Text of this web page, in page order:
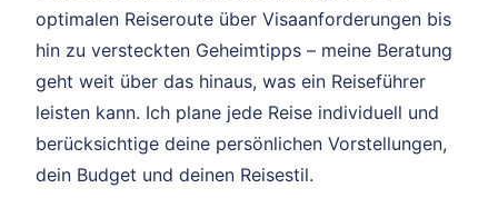
optimalen Reiseroute über Visaanforderungen bis
hin zu versteckten Geheimtipps – meine Beratung
geht weit über das hinaus, was ein Reiseführer
leisten kann. Ich plane jede Reise individuell und
berücksichtige deine persönlichen Vorstellungen,
dein Budget und deinen Reisestil.